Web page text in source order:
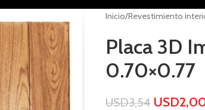
Inicio/Revestimiento
Placa 3D
0.70×0.77
USD3,54 USD